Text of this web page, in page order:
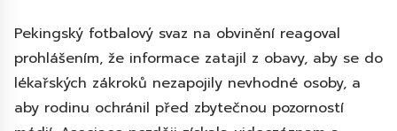
Pekingský fotbalový svaz na obvinění reagoval
prohlášením, že informace zatajil z obavy, aby se do
lékařských zákroků nezapojily nevhodné osoby, a
aby rodinu ochránil před zbytečnou pozorností